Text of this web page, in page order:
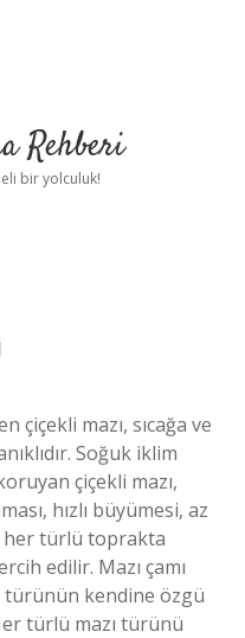
Rehberi
bir yolculuk!
çiçekli mazı, sıcağa ve
Soğuk iklim
çiçekli mazı,
hızlı büyümesi, az
her türlü toprakta
edilir. Mazı çamı
türünün kendine özgü
türlü mazı türünü